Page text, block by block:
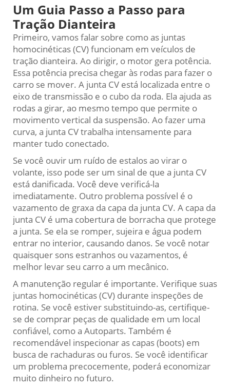
Um Guia Passo a Passo para
Tração Dianteira
Primeiro, vamos falar sobre como as juntas
homocinéticas (CV) funcionam em veículos de
tração dianteira. Ao dirigir, o motor gera potência.
Essa potência precisa chegar às rodas para fazer o
carro se mover. A junta CV está localizada entre o
eixo de transmissão e o cubo da roda. Ela ajuda as
rodas a girar, ao mesmo tempo que permite o
movimento vertical da suspensão. Ao fazer uma
curva, a junta CV trabalha intensamente para
manter tudo conectado.
Se você ouvir um ruído de estalos ao virar o
volante, isso pode ser um sinal de que a junta CV
está danificada. Você deve verificá-la
imediatamente. Outro problema possível é o
vazamento de graxa da capa da junta CV. A capa da
junta CV é uma cobertura de borracha que protege
a junta. Se ela se romper, sujeira e água podem
entrar no interior, causando danos. Se você notar
quaisquer sons estranhos ou vazamentos, é
melhor levar seu carro a um mecânico.
A manutenção regular é importante. Verifique suas
juntas homocinéticas (CV) durante inspeções de
rotina. Se você estiver substituindo-as, certifique-
se de comprar peças de qualidade em um local
confiável, como a Autoparts. Também é
recomendável inspecionar as capas (boots) em
busca de rachaduras ou furos. Se você identificar
um problema precocemente, poderá economizar
muito dinheiro no futuro.